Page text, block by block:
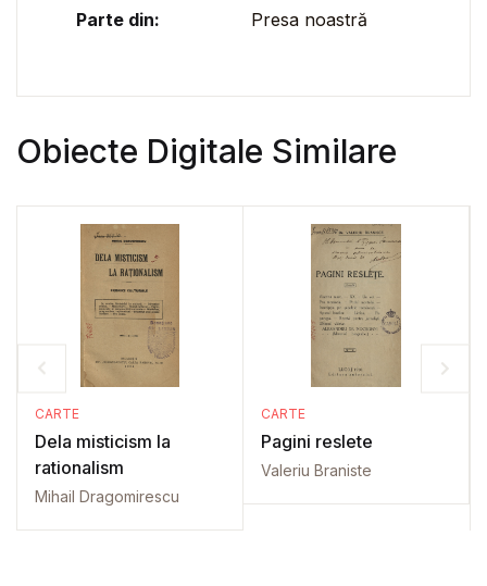
Parte din: Presa noastră
Obiecte Digitale Similare
CARTE
Dela misticism la
rationalism
Mihail Dragomirescu
CARTE
Pagini reslete
Valeriu Braniste